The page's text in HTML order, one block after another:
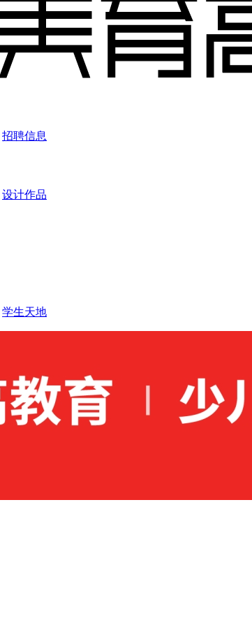
招聘信息
设计作品
学生天地